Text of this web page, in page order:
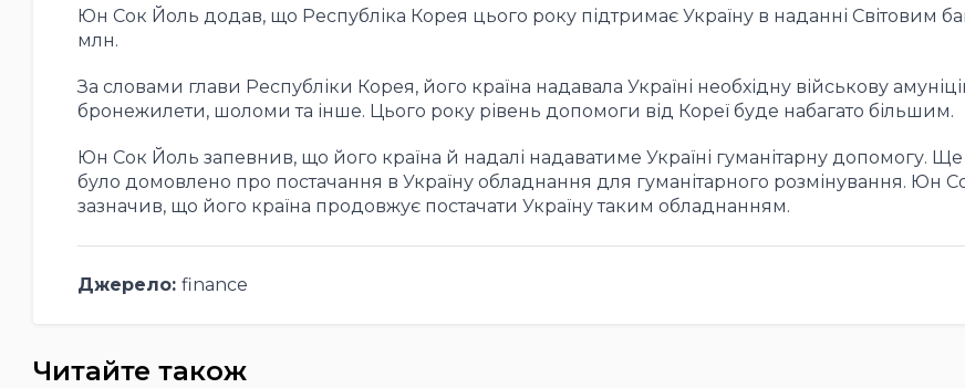
Юн Сок Йоль додав, що Республіка Корея цього року підтримає Україну в наданні Світовим
млн.
За словами глави Республіки Корея, його країна надавала Україні необхідну військову
бронежилети, шоломи та інше. Цього року рівень допомоги від Кореї буде набагато більшим.
Юн Сок Йоль запевнив, що його країна й надалі надаватиме Україні гуманітарну допомогу. Ще
було домовлено про постачання в Україну обладнання для гуманітарного розмінування. Юн
зазначив, що його країна продовжує постачати Україну таким обладнанням.
Джерело: finance
Читайте також